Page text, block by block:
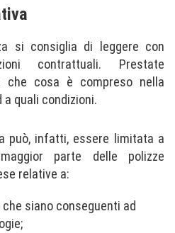
si consiglia di leggere con
contrattuali. Prestate
che cosa è compreso nella
quali condizioni.
può, infatti, essere limitata a
parte delle polizze
relative a:
siano conseguenti ad